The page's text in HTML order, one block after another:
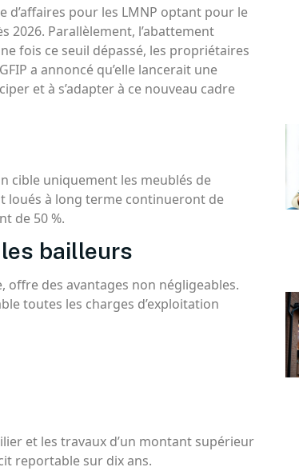
pour les LMNP optant pour le
2026. Parallèlement, l’abattement
fois ce seuil dépassé, les propriétaires
a annoncé qu’elle lancerait une
et à s’adapter à ce nouveau cadre
cible uniquement les meublés de
loués à long terme continueront de
de 50 %.
bailleurs
offre des avantages non négligeables.
toutes les charges d’exploitation
et les travaux d’un montant supérieur
reportable sur dix ans.